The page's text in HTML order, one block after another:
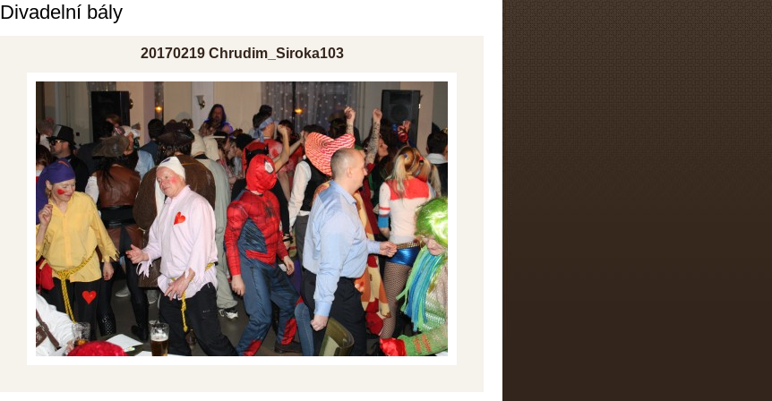
Divadelní bály
20170219 Chrudim_Siroka103